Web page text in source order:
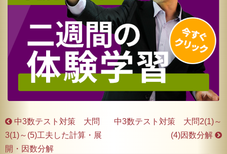
中3数テスト対策 大問
3(1)～(5)工夫した計算・展
開・因数分解
中3数テスト対策 大問2(1)～
(4)因数分解